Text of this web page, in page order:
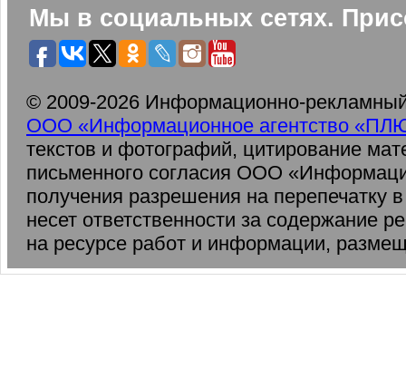
Мы в социальных сетях.
© 2009-2026 Информационно-
ООО «Информационное агентство
текстов и фотографий, цитирование
письменного согласия ООО
получения разрешения на перепечатку
несет ответственности за содержание
на ресурсе работ и информации,